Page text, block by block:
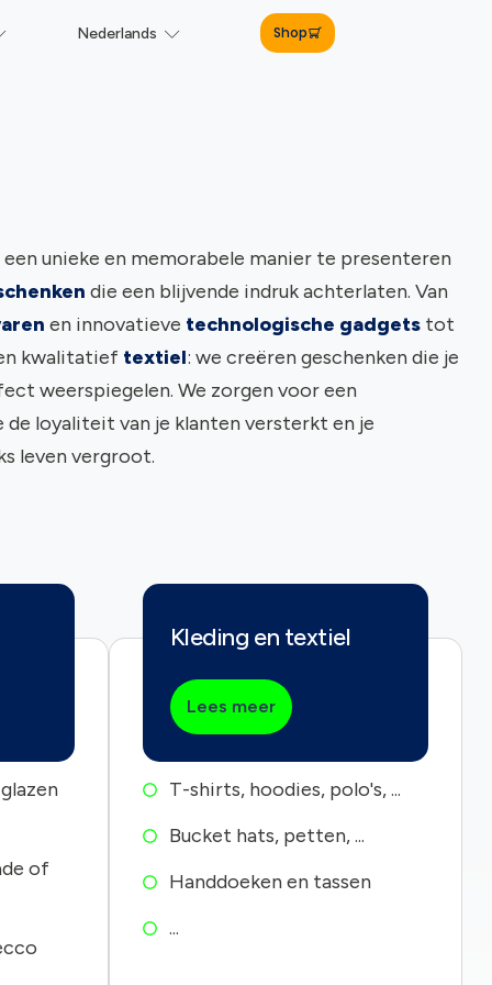
Shop
Nederlands
unieke en memorabele manier te presenteren
die een blijvende indruk achterlaten. Van
en innovatieve technologische gadgets tot
kwalitatief textiel: we creëren geschenken die je
weerspiegelen. We zorgen voor een
loyaliteit van je klanten versterkt en je
leven vergroot.
of
Kleding en textiel
Lees meer
T-shirts, hoodies, polo's, ...
Bucket hats, petten, ...
Handdoeken en tassen
...